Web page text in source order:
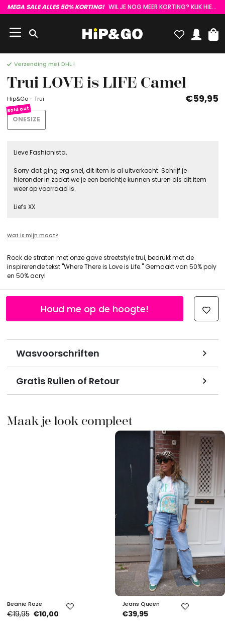
MEGA SALE ALLES 50% KORTING! WIL JE NOG MEER KORTING? KLIK HIER :)
Verzending met DHL !
Trui LOVE is LIFE Camel
Hip&Go - Trui €59,95
ONESIZE
Lieve Fashionista,
Sorry dat ging erg snel, dit item is al uitverkocht. Schrijf je
hieronder in zodat we je een berichtje kunnen sturen als dit item
weer op voorraad is.
Liefs XX
Wat is mijn maat?
Rock de straten met onze gave streetstyle trui, bedrukt met de
inspirerende tekst "Where There is Love is Life." Gemaakt van 50% poly
en 50% acryl
Wasvoorschriften
Gratis Ruilen of Retour
Houd me op de hoogte!
Maak je look compleet
Beanie Roze
€19,95 €10,00
Jeans Queen
€39,95